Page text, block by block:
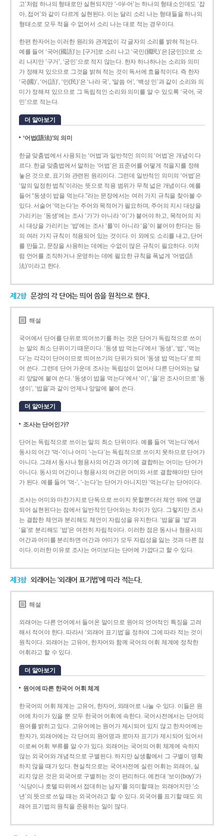
고’처럼 하나의 형태로만 실현되지만 ‘-아/-어’는 하나의 형태소인데도 ‘잡
아, 접어’와 같이 다르게 실현된다. 이는 달리 소리 나는 형태들을 하나의
형태소로 모두 적을 수 없어서 소리 나는 대로 적는 경우이다.
한편 한자어는 이러한 원리와 관계없이 각 글자의 소리를 밝혀 적는다.
예를 들어 ‘국어(國語)’는 [구거]로 소리 나고 ‘국민(國民)’은 [궁민]으로 소
리 나지만 ‘구거’, ‘궁민’으로 적지 않는다. 한자 하나하나는 소리와 의미
가 정해져 있으므로 그것을 밝혀 적는 것이 독서에 효율적이다. 즉 한자
‘국(國)’, ‘어(語)’, ‘민(民)’은 ‘나라 국’, ‘말씀 어’, ‘백성 민’과 같이 소리와 의
미가 정해져 있으므로 그 독립적인 소리와 의미를 알 수 있도록 ‘국어, 국
민’으로 적는다.
더 알아보기
‘어법(語法)’의 의미
한글 맞춤법에서 사용되는 ‘어법’과 일반적인 의미의 ‘어법’은 개념이 다
르다. 한글 맞춤법에서 말하는 ‘어법’은 표준어를 어떻게 적을지를 정해
놓은 것으로, 표기와 관련된 원리이다. 그런데 일반적인 의미의 ‘어법’은
‘말의 일정한 법칙’이라는 뜻으로 적용 범위가 무척 넓은 개념이다. 예를
들어 “동생이 밥을 먹는다.”라는 문장에서는 여러 가지 규칙을 찾아볼 수
있다. 서술어 ‘먹는다’는 주어와 목적어가 필요하며, 주어의 지시 대상을
가리키는 ‘동생’에는 조사 ‘가’가 아니라 ‘이’가 붙어야 하고, 목적어의 지
시 대상을 가리키는 ‘밥’에는 조사 ‘를’이 아니라 ‘을’이 붙어야 한다는 등
의 여러 가지 규칙이 적용되어 있는 것이다. 이 외에도 소리를 내고, 단어
를 만들고, 문장을 사용하는 데에는 수없이 많은 규칙이 필요하다. 이처
럼 언어를 조직하거나 운영하는 데에 필요한 규칙을 폭넓게 ‘어법(語
法)’이라고 한다.
제2항 문장의 각 단어는 띄어 씀을 원칙으로 한다.
해설
국어에서 단어를 단위로 띄어쓰기를 하는 것은 단어가 독립적으로 쓰이
는 말의 최소 단위이기 때문이다. ‘동생 밥 먹는다’에서 ‘동생’, ‘밥’, ‘먹는
다’는 각각이 단어이므로 띄어쓰기의 단위가 되어 ‘동생 밥 먹는다’로 띄
어 쓴다. 그런데 단어 가운데 조사는 독립성이 없어서 다른 단어와는 달
리 앞말에 붙여 쓴다. ‘동생이 밥을 먹는다’에서 ‘이’, ‘을’은 조사이므로 ‘동
생이’, ‘밥을’과 같이 언제나 앞말에 붙여 쓴다.
더 알아보기
조사는 단어인가?
단어는 독립적으로 쓰이는 말의 최소 단위이다. 예를 들어 ‘먹는다’에서
동사의 어간 ‘먹-­’이나 어미 ‘­-는다’는 독립적으로 쓰이지 못하므로 단어가
아니다. 그래서 동사나 형용사의 어간과 여기에 결합하는 어미는 단어가
아니다. 동사의 어간이나 형용사의 어간은 어미와 서로 결합해야만 단어
가 된다. 예를 들어 ‘먹-’, ‘-는다’는 단어가 아니지만 ‘먹는다’는 단어이다.
조사는 어미와 마찬가지로 단독으로 쓰이지 못할뿐더러 체언 뒤에 연결
되어 실현된다는 점에서 일반적인 단어와는 차이가 있다. 그렇지만 조사
는 결합한 체언과 분리해도 체언이 자립성을 유지한다. ‘밥을’을 ‘밥’과
‘을’로 분리해도 ‘밥’은 여전히 자립적이다. 이러한 점은 동사나 형용사의
어간과 어미를 분리하면 어간과 어미가 모두 자립성을 잃는 것과 다른 점
이다. 이러한 이유로 조사는 어미보다는 단어에 가깝다고 할 수 있다.
제3항 외래어는 ‘외래어 표기법’에 따라 적는다.
해설
외래어는 다른 언어에서 들어온 말이므로 원어의 언어적인 특징을 고려
해서 적어야 한다. 따라서 ‘외래어 표기법’을 정하여 그에 따라 적는 것이
원칙이다. 외래어는 고유어, 한자어와 함께 국어의 어휘 체계에 정착한
어휘라고 할 수 있다.
더 알아보기
원어에 따른 한국어 어휘 체계
한국어의 어휘 체계는 고유어, 한자어, 외래어로 나눌 수 있다. 이들은 원
어에 차이가 있을 뿐 모두 한국어 어휘에 속한다. 국어사전에서는 단어의
원어를 밝히고 있다. 고유어에는 원어가 제시되어 있지 않고 한자어에는
한자가, 외래어에는 각 단어의 원어명과 로마자 표기가 제시되어 있어서
이로써 어휘 부류를 알 수가 있다. 외래어는 국어의 어휘 체계에 속하지
않는 외국어와 개념적으로 구별된다. 하지만 실생활에서 그 구별이 명확
하지 않을 때가 있다. 현실적으로는 국어사전에 실린 어휘는 외래어, 실
리지 않은 것은 외국어로 구별하는 것이 편리하다. 예컨대 ‘보이(boy)’가
‘식당이나 호텔 따위에서 접대하는 남자’를 의미할 때는 외래어지만 ‘소
년’의 뜻으로 쓰일 때는 외국어라고 할 수 있다. 외국어를 표기할 때도 외
래어 표기법의 원칙을 준용하는 일이 많다.